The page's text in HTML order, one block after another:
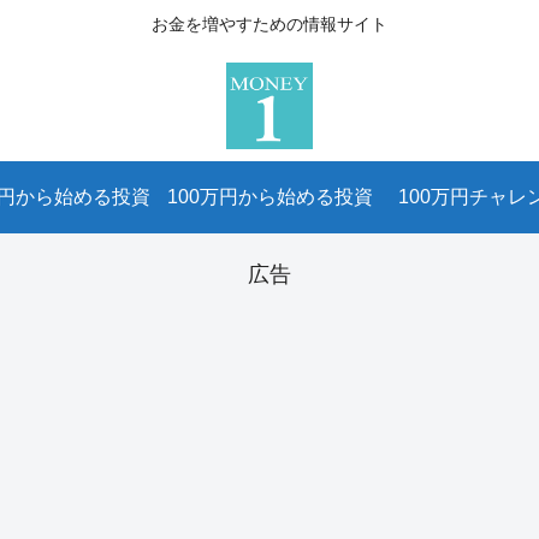
お金を増やすための情報サイト
から始める投資 100万円から始める投資 100万円チャレ
広告